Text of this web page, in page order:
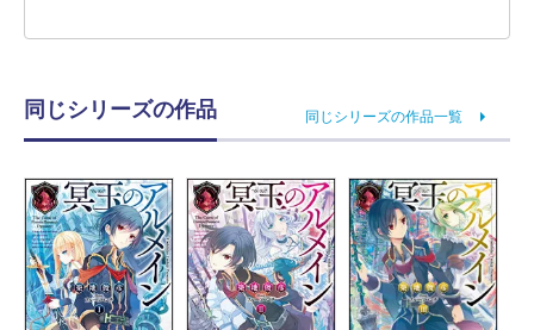
同じシリーズの作品 同じシリーズの作品一覧